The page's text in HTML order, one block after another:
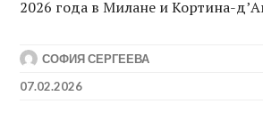
2026 года в Милане и Кортина-
СОФИЯ СЕРГЕЕВА
07.02.2026